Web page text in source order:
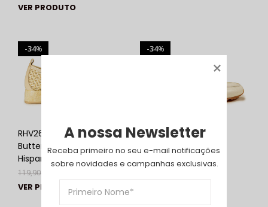
VER PRODUTO
%
34
RHV264828
Butter/Panna |
Hispanitas
119,90€
VER PRODUTO
%
34
HV264603 Panna |
Hispanitas
119,90€ 79,00€
A nossa Newsletter
Receba primeiro no seu e-mail notificações
sobre novidades e campanhas exclusivas.